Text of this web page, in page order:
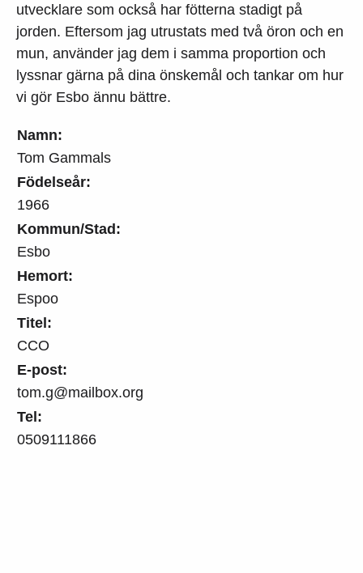
Namn:
Tom Gammals
Födelseår:
1966
Kommun/Stad:
Esbo
Hemort:
Espoo
Titel:
CCO
E-post:
tom.g@mailbox.org
Tel:
0509111866
utvecklare som också har fötterna stadigt på
jorden. Eftersom jag utrustats med två öron och en
mun, använder jag dem i samma proportion och
lyssnar gärna på dina önskemål och tankar om hur
vi gör Esbo ännu bättre.